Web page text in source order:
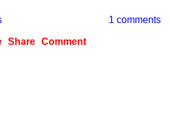
1 comments
Share Comment